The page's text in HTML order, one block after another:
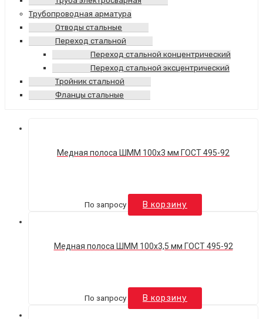
Трубопроводная арматура
Отводы стальные
Переход стальной
Переход стальной концентрический
Переход стальной эксцентрический
Тройник стальной
Фланцы стальные
Медная полоса ШММ 100х3 мм ГОСТ 495-92
По запросу В корзину
Медная полоса ШММ 100х3,5 мм ГОСТ 495-92
По запросу В корзину